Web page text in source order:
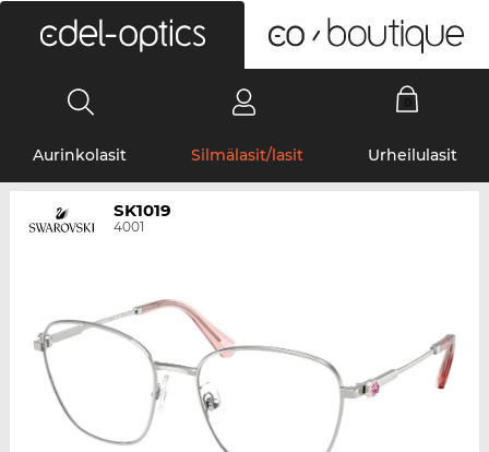
Aurinkolasit Silmälasit/lasit Urheilulasit
SK1019
4001